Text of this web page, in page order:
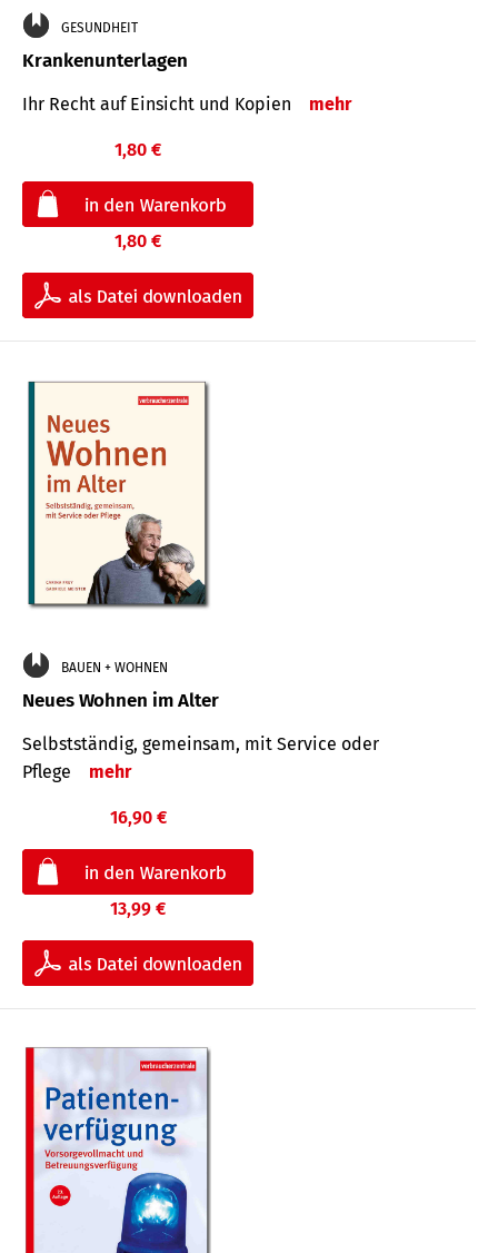
GESUNDHEIT
Krankenunterlagen
Ihr Recht auf Einsicht und Kopien mehr
1,80 €
1,80 €
BAUEN + WOHNEN
Neues Wohnen im Alter
Selbstständig, gemeinsam, mit Service oder
Pflege
mehr
16,90 €
13,99 €